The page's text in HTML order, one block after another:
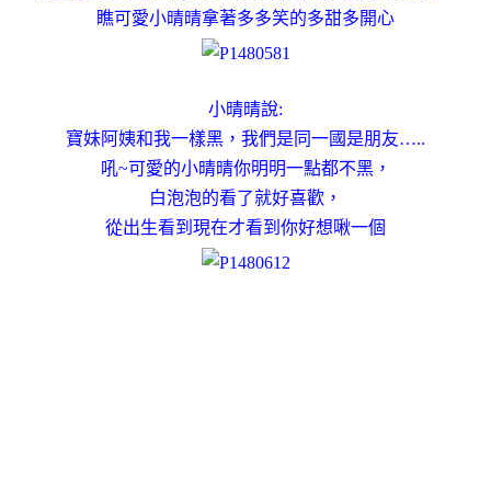
瞧可愛小晴晴拿著多多笑的多甜多開心
小晴晴說:
寶妹阿姨和我一樣黑，我們是同一國是朋友…..
吼~可愛的小晴晴你明明一點都不黑，
白泡泡的看了就好喜歡，
從出生看到現在才看到你好想啾一個